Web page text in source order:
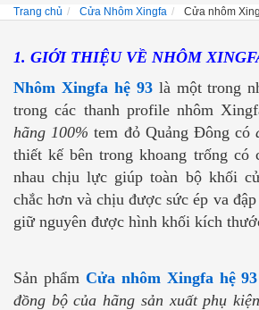
Trang chủ Cửa Nhôm Xingfa Cửa nhôm
1. GIỚI THIỆU VỀ NHÔM
Nhôm Xingfa hệ 93là một trong
trong các thanh profile nhôm
hãng 100% tem đỏ Quảng Đông có
thiết kế bên trong khoang trống có
nhau chịu lực giúp toàn bộ khối
chắc hơn và chịu được sức ép va
giữ nguyên được hình khối kích
Sản phẩm Cửa nhôm Xingfa hệ 93
đồng bộ của hãng sản xuất phụ